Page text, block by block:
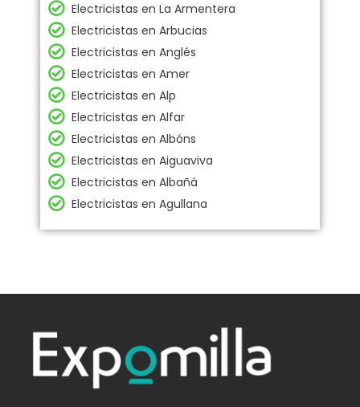
Electricistas en La Armentera
Electricistas en Arbucias
Electricistas en Anglés
Electricistas en Amer
Electricistas en Alp
Electricistas en Alfar
Electricistas en Albóns
Electricistas en Aiguaviva
Electricistas en Albañá
Electricistas en Agullana